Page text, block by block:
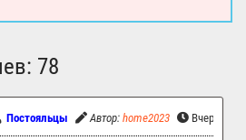
78
Постояльцы Автор: home2023 Вчера,